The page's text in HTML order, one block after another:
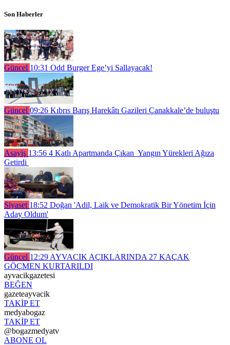
Son Haberler
Güncel 10:31 Odd Burger Ege’yi Sallayacak!
Güncel 09:26 Kıbrıs Barış Harekâtı Gazileri Çanakkale’de buluştu
Asayiş 13:56 4 Katlı Apartmanda Çıkan Yangın Yürekleri Ağıza
Getirdi
Siyaset 18:52 Doğan 'Adil, Laik ve Demokratik Bir Yönetim İçin
Aday Oldum'
Güncel 12:29 AYVACIK AÇIKLARINDA 27 KAÇAK
GÖÇMEN KURTARILDI
ayvacikgazetesi
BEĞEN
gazeteayvacik
TAKİP ET
medyabogaz
TAKİP ET
@bogazmedyatv
ABONE OL